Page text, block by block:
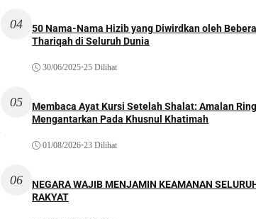
04
50 Nama-Nama Hizib yang Diwirdkan oleh
Thariqah di Seluruh Dunia
30/06/2025•25 Dilihat
05
Membaca Ayat Kursi Setelah Shalat: Amalan
Mengantarkan Pada Khusnul Khatimah
01/08/2026•23 Dilihat
06
NEGARA WAJIB MENJAMIN KEAMANAN
RAKYAT